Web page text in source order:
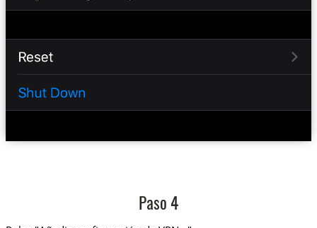
Paso 4